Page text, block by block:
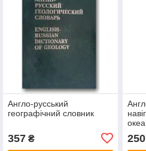
Англо-русський
географічний словник
357₴ 250